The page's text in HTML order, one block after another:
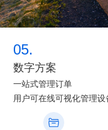
05.
数字方案
一站式管理订单
用户可在线可视化管理设